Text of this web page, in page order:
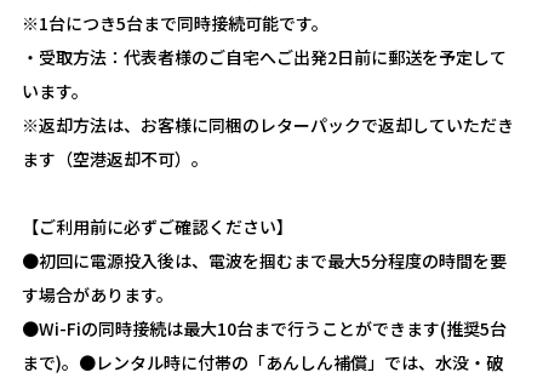
※1台につき5台まで同時接続可能です。
・受取方法：代表者様のご自宅へご出発2日前に郵送を予定して
います。
※返却方法は、お客様に同梱のレターパックで返却していただき
ます（空港返却不可）。
【ご利用前に必ずご確認ください】
●初回に電源投入後は、電波を掴むまで最大5分程度の時間を要
す場合があります。
●Wi-Fiの同時接続は最大10台まで行うことができます(推奨5台
まで)。●レンタル時に付帯の「あんしん補償」では、水没・破